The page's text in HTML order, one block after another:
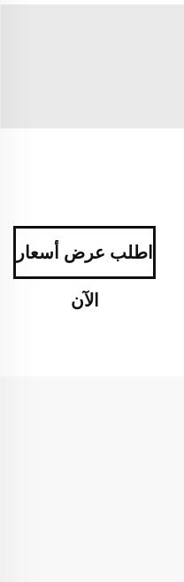
اطلب عرض أسعار
الآن